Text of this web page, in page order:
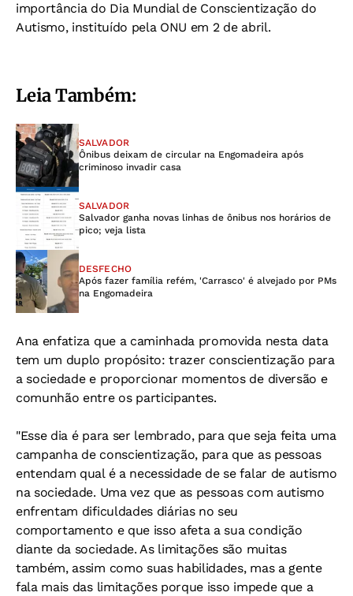
importância do Dia Mundial de Conscientização do
Autismo, instituído pela ONU em 2 de abril.
Leia Também:
SALVADOR
Ônibus deixam de circular na Engomadeira após
criminoso invadir casa
SALVADOR
Salvador ganha novas linhas de ônibus nos horários de
pico; veja lista
DESFECHO
Após fazer família refém, 'Carrasco' é alvejado por PMs
na Engomadeira
Ana enfatiza que a caminhada promovida nesta data
tem um duplo propósito: trazer conscientização para
a sociedade e proporcionar momentos de diversão e
comunhão entre os participantes.
"Esse dia é para ser lembrado, para que seja feita uma
campanha de conscientização, para que as pessoas
entendam qual é a necessidade de se falar de autismo
na sociedade. Uma vez que as pessoas com autismo
enfrentam dificuldades diárias no seu
comportamento e que isso afeta a sua condição
diante da sociedade. As limitações são muitas
também, assim como suas habilidades, mas a gente
fala mais das limitações porque isso impede que a